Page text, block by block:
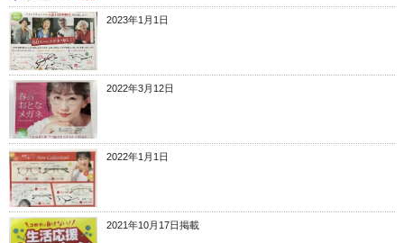
2023年1月1日
2022年3月12日
2022年1月1日
2021年10月17日掲載